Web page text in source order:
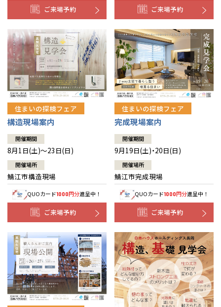
ご来場予約 ご来場予約
住まいの探検フェア
構造現場案内
開催期間
8月1日(土)～23日(日)
開催場所
鯖江市構造現場
QUOカード1000円分進呈中！
ご来場予約
住まいの探検フェア
完成現場案内
開催期間
9月19日(土)・20日(日)
開催場所
鯖江市完成現場
QUOカード1000円分進呈中！
ご来場予約